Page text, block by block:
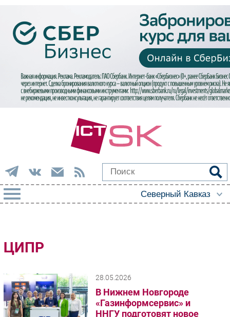
Импорто­замещение
Интернет
Мобильная связь
Фиксированная связь
ЦИПР
28.05.2026
В Нижнем Новгороде
«Газинформсервис» и
ННГУ подготовят новое